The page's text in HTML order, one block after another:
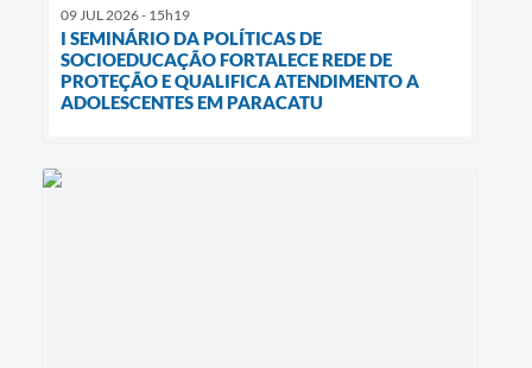
09 JUL 2026 - 15h19
I SEMINÁRIO DA POLÍTICAS DE
SOCIOEDUCAÇÃO FORTALECE REDE DE
PROTEÇÃO E QUALIFICA ATENDIMENTO A
ADOLESCENTES EM PARACATU